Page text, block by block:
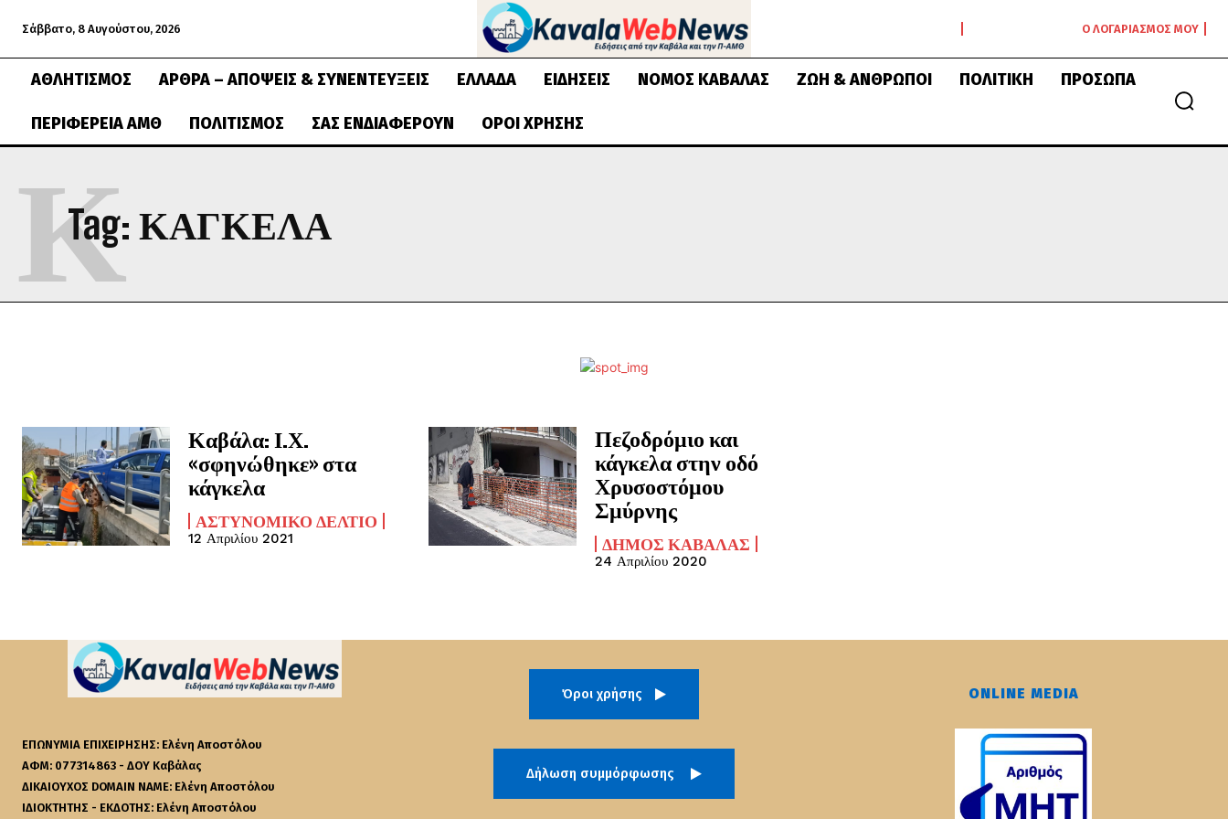
Σάββατο, 8 Αυγούστου, 2026 Ο ΛΟΓΑΡΙΑΣΜΌΣ ΜΟΥ
ΑΘΛΗΤΙΣΜΌΣ ΆΡΘΡΑ – ΑΠΌΨΕΙΣ & ΣΥΝΕΝΤΕΎΞΕΙΣ ΕΛΛΆΔΑ ΕΙΔΉΣΕΙΣ ΝΟΜΌΣ ΚΑΒΆΛΑΣ ΖΩΉ & ΆΝΘΡΩΠΟΙ ΠΟΛΙΤΙΚΉ ΠΡΌΣΩΠΑ
ΠΕΡΙΦΈΡΕΙΑ ΑΜΘ ΠΟΛΙΤΙΣΜΌΣ ΣΑΣ ΕΝΔΙΑΦΈΡΟΥΝ ΌΡΟΙ ΧΡΉΣΗΣ
Tag: ΚΆΓΚΕΛΑ
Κ
Καβάλα: Ι.Χ.
«σφηνώθηκε» στα
κάγκελα
ΑΣΤΥΝΟΜΙΚΌ ΔΕΛΤΊΟ
12 Απριλίου 2021
Πεζοδρόμιο και
κάγκελα στην οδό
Χρυσοστόμου
Σμύρνης
ΔΉΜΟΣ ΚΑΒΆΛΑΣ
24 Απριλίου 2020
ΕΠΩΝΥΜΙΑ ΕΠΙΧΕΙΡΗΣΗΣ: Ελένη Αποστόλου
ΑΦΜ: 077314863 - ΔΟΥ Καβάλας
ΔΙΚΑΙΟΥΧΟΣ DOMAIN NAME: Ελένη Αποστόλου
ΙΔΙΟΚΤΗΤΗΣ - ΕΚΔΟΤΗΣ: Ελένη Αποστόλου
Όροι χρήσης
Δήλωση συμμόρφωσης
ONLINE MEDIA